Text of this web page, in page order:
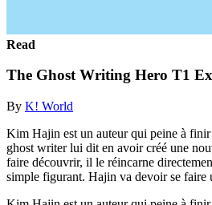
Read
The Ghost Writing Hero T1
By K! World
Kim Hajin est un auteur qui peine à
ghost writer lui dit en avoir créé une
faire découvrir, il le réincarne
simple figurant. Hajin va devoir se faire